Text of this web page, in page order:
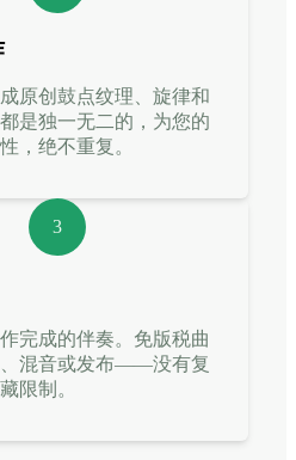
原创鼓点纹理、旋律和
是独一无二的，为您的
，绝不重复。
3
完成的伴奏。免版税曲
、混音或发布——没有复
限制。